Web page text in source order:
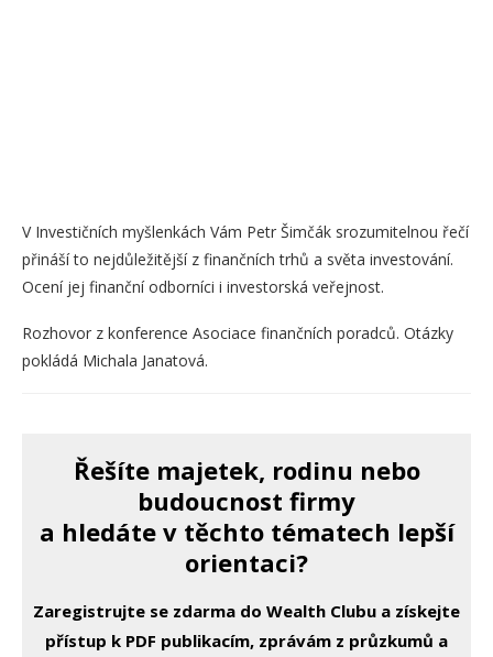
V Investičních myšlenkách Vám Petr Šimčák srozumitelnou řečí
přináší to nejdůležitější z finančních trhů a světa investování.
Ocení jej finanční odborníci i investorská veřejnost.
Rozhovor z konference Asociace finančních poradců. Otázky
pokládá Michala Janatová.
Řešíte majetek, rodinu nebo
budoucnost firmy
a hledáte v těchto tématech lepší
orientaci?
Zaregistrujte se zdarma do Wealth Clubu a získejte
přístup k PDF publikacím, zprávám z průzkumů a